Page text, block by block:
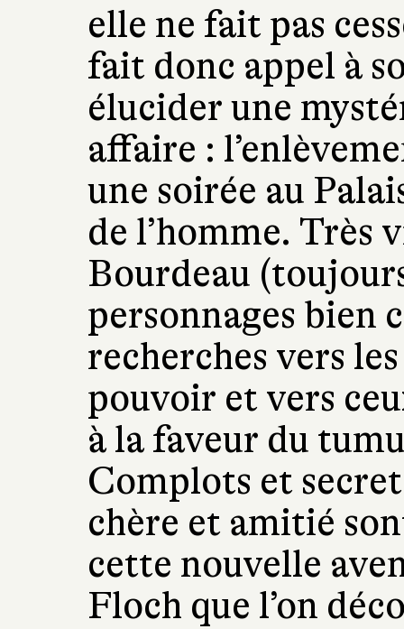
elle ne fait pas
fait donc appel à
élucider une
affaire :
une soirée au
de l’homme. Très
Bourdeau
personnages bien
recherches vers
pouvoir et vers
à la faveur du
Complots et
chère et amitié
cette nouvelle
Floch que l’on